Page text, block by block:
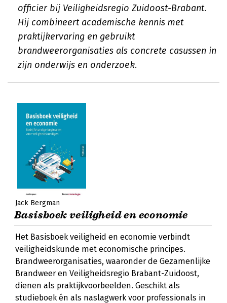
officier bij Veiligheidsregio Zuidoost-Brabant.
Hij combineert academische kennis met
praktijkervaring en gebruikt
brandweerorganisaties als concrete casussen in
zijn onderwijs en onderzoek.
Jack Bergman
Basisboek veiligheid en economie
Het Basisboek veiligheid en economie verbindt
veiligheidskunde met economische principes.
Brandweerorganisaties, waaronder de Gezamenlijke
Brandweer en Veiligheidsregio Brabant-Zuidoost,
dienen als praktijkvoorbeelden. Geschikt als
studieboek én als naslagwerk voor professionals in